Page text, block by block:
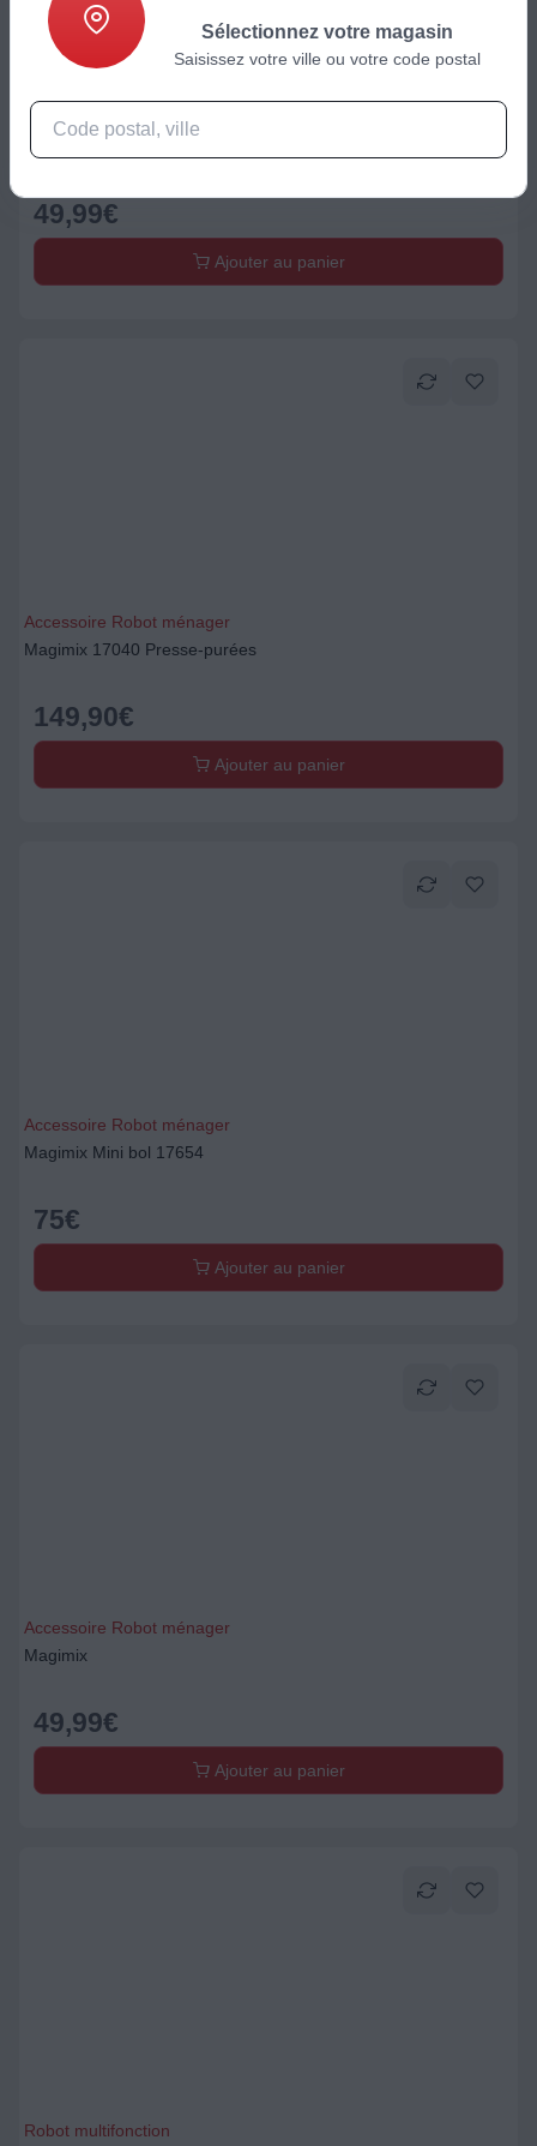
Accessoire Robot ménager
Magimix
49,99€
Ajouter au panier
Accessoire Robot ménager
Magimix 17040 Presse-purées
149,90€
Ajouter au panier
Accessoire Robot ménager
Magimix Mini bol 17654
75€
Ajouter au panier
Accessoire Robot ménager
Magimix
49,99€
Ajouter au panier
Robot multifonction
Sélectionnez votre magasin
Saisissez votre ville ou votre code postal